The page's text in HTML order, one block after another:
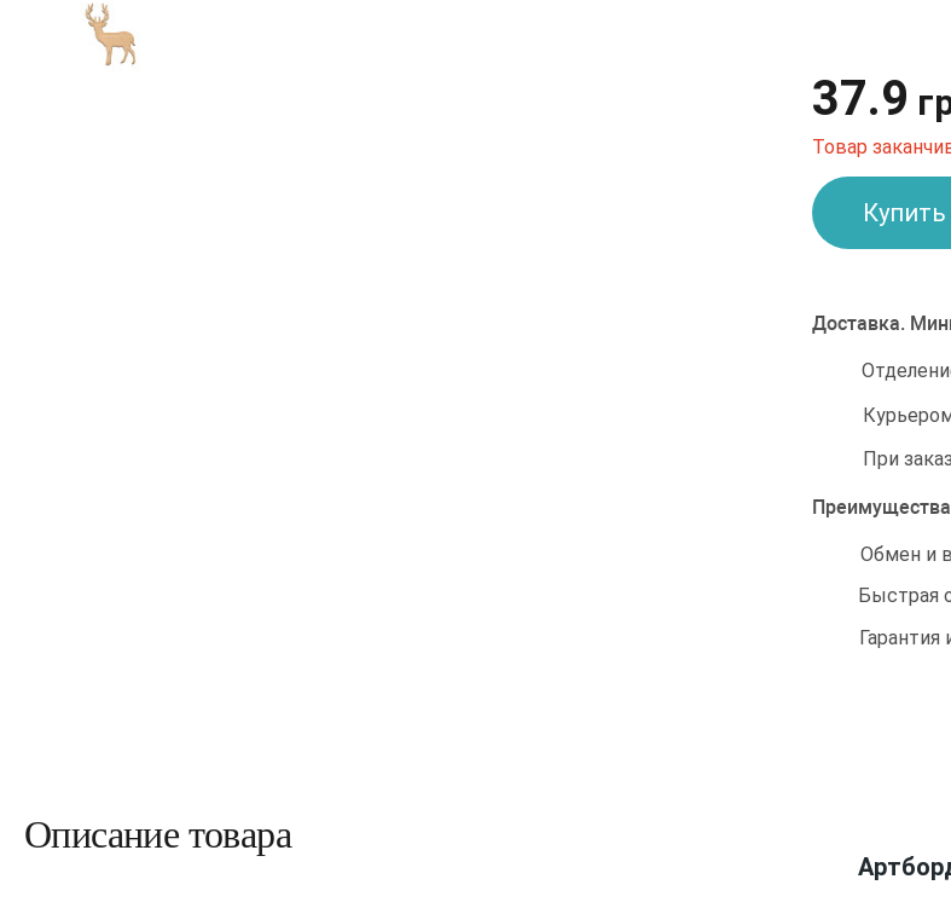
37.9
Товар
Купить
Доставка.
При
Преимущества
Обмен и
Быстрая
Гарантия
Описание товара